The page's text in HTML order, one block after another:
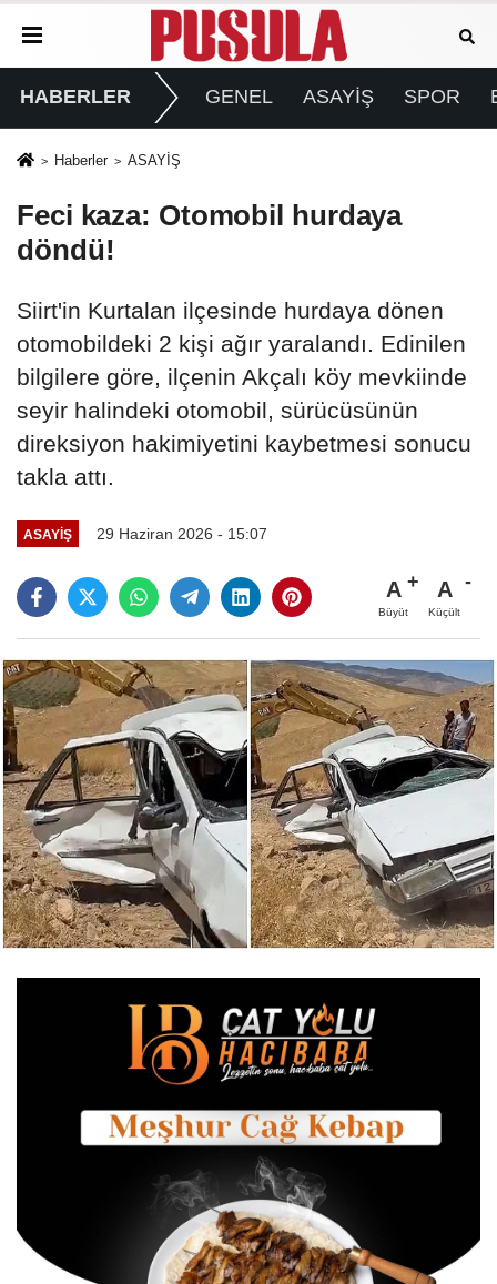
HABERLER GENEL ASAYİŞ SPOR
Haberler ASAYİŞ
Feci kaza: Otomobil hurdaya
döndü!
Siirt'in Kurtalan ilçesinde hurdaya dönen
otomobildeki 2 kişi ağır yaralandı. Edinilen
bilgilere göre, ilçenin Akçalı köy mevkiinde
seyir halindeki otomobil, sürücüsünün
direksiyon hakimiyetini kaybetmesi sonucu
takla attı.
ASAYİŞ 29 Haziran 2026 - 15:07
A
Büyüt
A
Küçült